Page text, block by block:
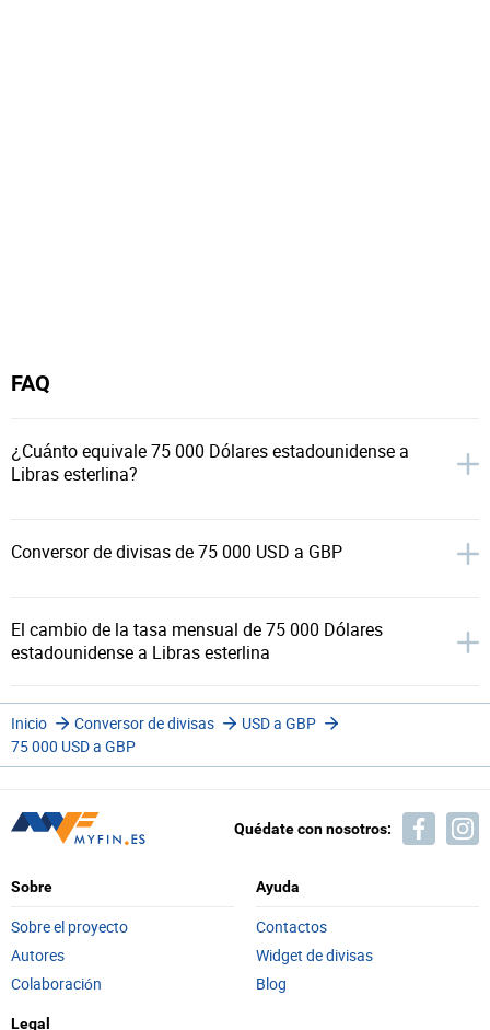
FAQ
¿Cuánto equivale 75 000 Dólares estadounidense a
Libras esterlina?
Conversor de divisas de 75 000 USD a GBP
El cambio de la tasa mensual de 75 000 Dólares
estadounidense a Libras esterlina
Inicio Conversor de divisas
USD a GBP
75 000 USD a GBP
Quédate con nosotros:
Sobre
Sobre el proyecto
Autores
Colaboración
Ayuda
Contactos
Widget de divisas
Blog
Legal